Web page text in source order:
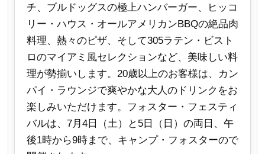
チ、ブルドッグスの極上ハンバーガー、ヒッコ
リー・ハウス・オールアメリカンBBQの絶品肉
料理、熱々のピザ、そして305ラテン・ビスト
ロのマイアミ風セレクションなど、美味しい料
理が勢揃いします。20歳以上のお客様は、カン
パイ・ラウンジで爽やかな大人のドリンクをお
楽しみいただけます。フォスター・フェスティ
バルは、7月4日（土）と5日（日）の両日、午
後1時から9時まで、キャンプ・フォスターので